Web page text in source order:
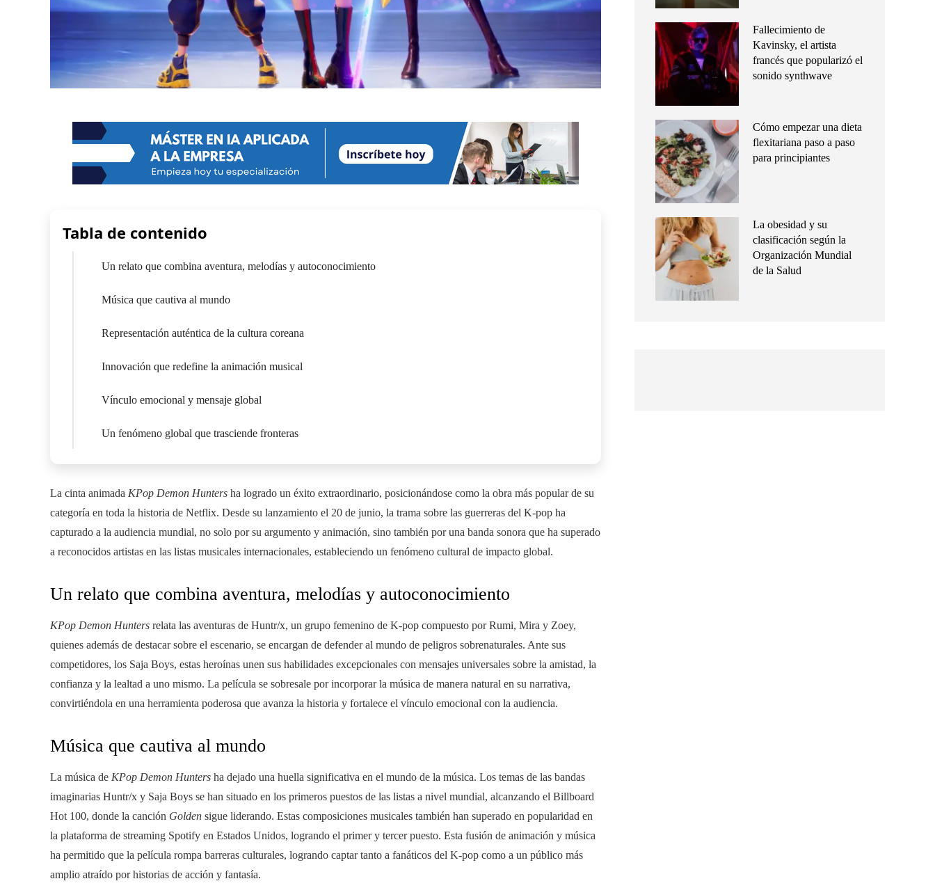
Tabla de contenido
Un relato que combina aventura, melodías y autoconocimiento
Música que cautiva al mundo
Representación auténtica de la cultura coreana
Innovación que redefine la animación musical
Vínculo emocional y mensaje global
Un fenómeno global que trasciende fronteras
La cinta animada KPop Demon Hunters ha logrado un éxito extraordinario, posicionándose como la obra más popular de su
categoría en toda la historia de Netflix. Desde su lanzamiento el 20 de junio, la trama sobre las guerreras del K-pop ha
capturado a la audiencia mundial, no solo por su argumento y animación, sino también por una banda sonora que ha superado
a reconocidos artistas en las listas musicales internacionales, estableciendo un fenómeno cultural de impacto global.
Un relato que combina aventura, melodías y autoconocimiento
KPop Demon Hunters relata las aventuras de Huntr/x, un grupo femenino de K-pop compuesto por Rumi, Mira y Zoey,
quienes además de destacar sobre el escenario, se encargan de defender al mundo de peligros sobrenaturales. Ante sus
competidores, los Saja Boys, estas heroínas unen sus habilidades excepcionales con mensajes universales sobre la amistad, la
confianza y la lealtad a uno mismo. La película se sobresale por incorporar la música de manera natural en su narrativa,
convirtiéndola en una herramienta poderosa que avanza la historia y fortalece el vínculo emocional con la audiencia.
Música que cautiva al mundo
La música de KPop Demon Hunters ha dejado una huella significativa en el mundo de la música. Los temas de las bandas
imaginarias Huntr/x y Saja Boys se han situado en los primeros puestos de las listas a nivel mundial, alcanzando el Billboard
Hot 100, donde la canción Golden sigue liderando. Estas composiciones musicales también han superado en popularidad en
la plataforma de streaming Spotify en Estados Unidos, logrando el primer y tercer puesto. Esta fusión de animación y música
ha permitido que la película rompa barreras culturales, logrando captar tanto a fanáticos del K-pop como a un público más
amplio atraído por historias de acción y fantasía.
Fallecimiento de
Kavinsky, el artista
francés que popularizó el
sonido synthwave
Cómo empezar una dieta
flexitariana paso a paso
para principiantes
La obesidad y su
clasificación según la
Organización Mundial
de la Salud